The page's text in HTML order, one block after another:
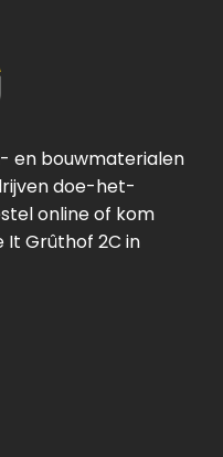
en bouwmaterialen
doe-het-
online of kom
It Grûthof 2C in